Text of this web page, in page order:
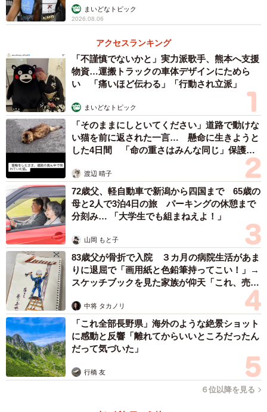
まいどなトピック
2026.08.06
アクセスランキング
「不謹慎でないかと」実力派歌手、熊本へ支援
物資…運搬トラックの車体デザインにためら
い 「痛いほど伝わる」「行動され立派」
まいどなトピック
「そのままにしといてください」道路で動けな
い猫を前に返された一言… 懸命に生きようと
した4日間 「命の重さはみんな同じ」保護団
渡辺 晴子
72歳父、軽自動車で新潟から四国まで 65歳の
母と2人で3泊4日の旅 パーキングの休憩まで
分刻み… 「大学生でも組まねえよ！」
山岡 もと子
83歳父が骨折で入院 ３カ月の病院生活があま
りに退屈で「画用紙と色鉛筆持ってこい！」→
スケッチブックを見た家族が仰天「これ、売れ
中将 タカノリ
「これ全部長野県」海外のような絶景ショット
に感動と反響「離れてからいいところだったん
だって気づいた」
行橋 友
６位以降を見る